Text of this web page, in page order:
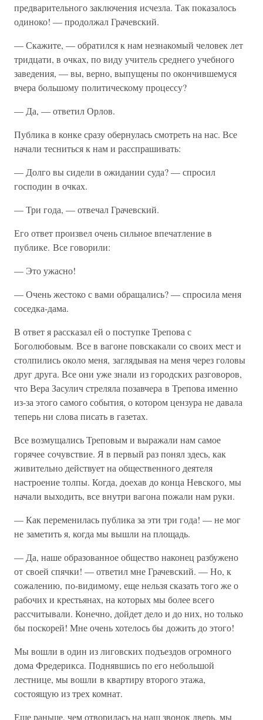
предварительного заключения исчезла. Так показалось
одиноко! — продолжал Грачевский.
— Скажите, — обратился к нам незнакомый человек лет
тридцати, в очках, по виду учитель среднего учебного
заведения, — вы, верно, выпущены по окончившемуся
вчера большому политическому процессу?
— Да, — ответил Орлов.
Публика в конке сразу обернулась смотреть на нас. Все
начали тесниться к нам и расспрашивать:
— Долго вы сидели в ожидании суда? — спросил
господин в очках.
— Три года, — отвечал Грачевский.
Его ответ произвел очень сильное впечатление в
публике. Все говорили:
— Это ужасно!
— Очень жестоко с вами обращались? — спросила меня
соседка-дама.
В ответ я рассказал ей о поступке Трепова с
Боголюбовым. Все в вагоне повскакали со своих мест и
столпились около меня, заглядывая на меня через головы
друг друга. Все они уже знали из городских разговоров,
что Вера Засулич стреляла позавчера в Трепова именно
из-за этого самого события, о котором цензура не давала
теперь ни слова писать в газетах.
Все возмущались Треповым и выражали нам самое
горячее сочувствие. Я в первый раз понял здесь, как
живительно действует на общественного деятеля
настроение толпы. Когда, доехав до конца Невского, мы
начали выходить, все внутри вагона пожали нам руки.
— Как переменилась публика за эти три года! — не мог
не заметить я, когда мы вышли на площадь.
— Да, наше образованное общество наконец разбужено
от своей спячки! — ответил мне Грачевский. — Но, к
сожалению, по-видимому, еще нельзя сказать того же о
рабочих и крестьянах, на которых мы более всего
рассчитывали. Конечно, дойдет дело и до них, но только
бы поскорей! Мне очень хотелось бы дожить до этого!
Мы вошли в один из лиговских подъездов огромного
дома Фредерикса. Поднявшись по его небольшой
лестнице, мы вошли в квартиру второго этажа,
состоящую из трех комнат.
Еще раньше, чем отворилась на наш звонок дверь, мы